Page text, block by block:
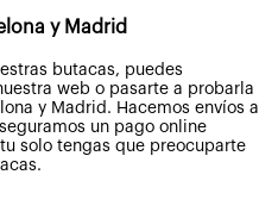
y Madrid
butacas, puedes
web o pasarte a probarla
y Madrid. Hacemos envíos a
un pago online
solo tengas que preocuparte